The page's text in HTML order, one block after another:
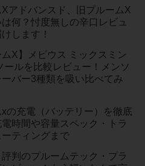
アドバンスド、旧プルームX
は何？忖度無しの辛口レビュ
します！
ムX】メビウス ミックスミン
ールを比較レビュー！メンソ
ーバー3種類を吸い比べてみ
の充電（バッテリー）を徹底
時間や容量スペック・トラ
ーティングまで
判のプルームテック・プラ